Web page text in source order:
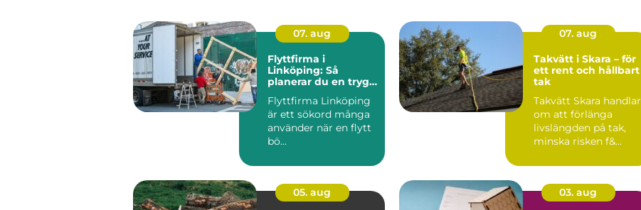
07. aug
Flyttfirma i
Linköping: Så
planerar du en trygg
Flyttfirma Linköping
är ett sökord många
använder när en flytt
bö...
07. aug
Takvätt i Skara – för
ett rent och hållbart
tak
Takvätt Skara handlar
om att förlänga
livslängden på tak,
minska risken f&...
05. aug
03. aug